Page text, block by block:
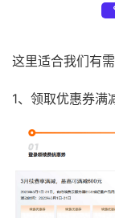
这里适合我们有
1、领取优惠券满